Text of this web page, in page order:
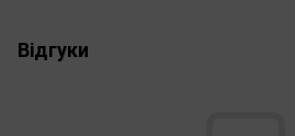
Відгуки